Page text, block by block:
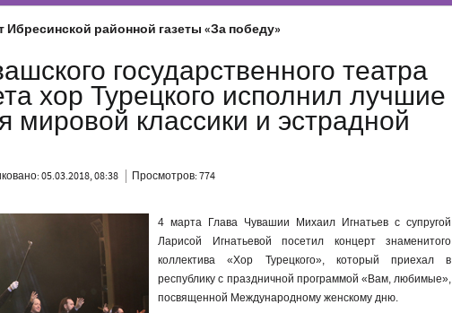
районной газеты «За победу»
государственного театра
хор Турецкого исполнил лучшие
мировой классики и эстрадной
05.03.2018, 08:38 Просмотров: 774
4 марта Глава Чувашии Михаил Игнатьев с супругой
Ларисой Игнатьевой посетил концерт знаменитого
коллектива «Хор Турецкого», который приехал в
республику с праздничной программой «Вам, любимые»,
посвященной Международному женскому дню.